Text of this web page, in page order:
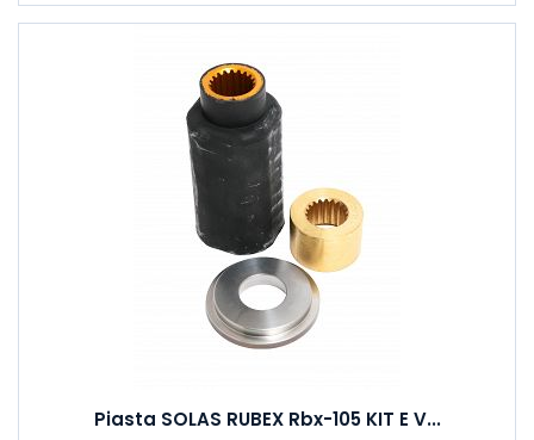
Piasta SOLAS RUBEX Rbx-105 KIT E V...